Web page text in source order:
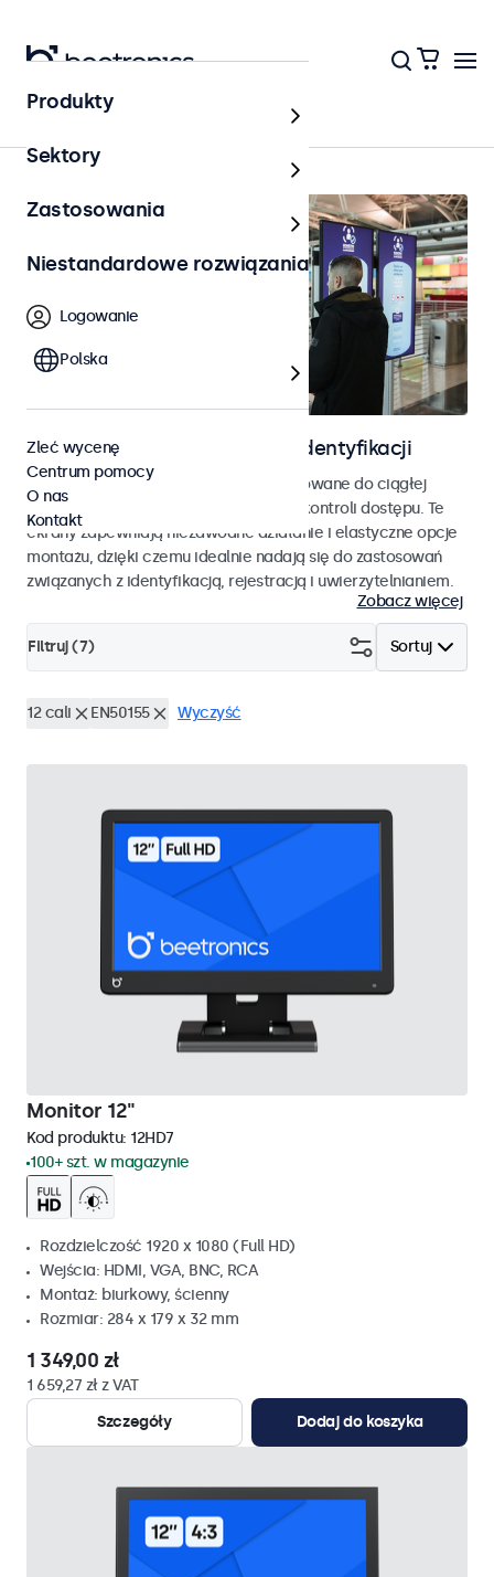
Kontrola dostępu
Ekrany do kontroli dostępu i identyfikacji
Monitory i ekrany dotykowe zaprojektowane do ciągłej
pracy i płynnej integracji z systemami kontroli dostępu. Te
ekrany zapewniają niezawodne działanie i elastyczne opcje
montażu, dzięki czemu idealnie nadają się do zastosowań
związanych z identyfikacją, rejestracją i uwierzytelnianiem.
Zobacz więcej
Sortuj
Filtruj (7)
12 cali EN50155 Wyczyść
Monitor 12"
Kod produktu: 12HD7
100+ szt. w magazynie
Rozdzielczość 1920 x 1080 (Full HD)
Wejścia: HDMI, VGA, BNC, RCA
Montaż: biurkowy, ścienny
Rozmiar: 284 x 179 x 32 mm
1 349,00 zł
1 659,27 zł z VAT
Szczegóły
Dodaj do koszyka
Produkty
Sektory
Zastosowania
Niestandardowe rozwiązania
Logowanie
Polska
Zleć wycenę
Centrum pomocy
O nas
Kontakt